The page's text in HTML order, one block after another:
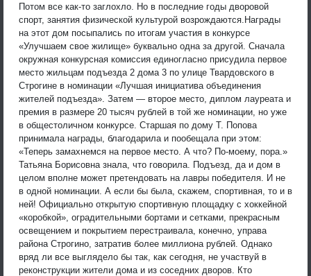
Потом все как-то заглохло. Но в последние годы дворовой
спорт, занятия физической культурой возрождаются. Награды
на этот дом посыпались по итогам участия в конкурсе
«Улучшаем свое жилище» буквально одна за другой. Сначала
окружная конкурсная комиссия единогласно присудила первое
место жильцам подъезда 2 дома 3 по улице Твардовского в
Строгине в номинации «Лучшая инициатива объединения
жителей подъезда». Затем — второе место, диплом лауреата и
премия в размере 20 тысяч рублей в той же номинации, но уже
в общестоличном конкурсе. Старшая по дому Т. Попова
принимала награды, благодарила и пообещала при этом:
«Теперь замахнемся на первое место. А что? По-моему, пора.»
Татьяна Борисовна знала, что говорила. Подъезд, да и дом в
целом вполне может претендовать на лавры победителя. И не
в одной номинации. А если бы была, скажем, спортивная, то и в
ней! Официально открытую спортивную площадку с хоккейной
«коробкой», оградительными бортами и сетками, прекрасным
освещением и покрытием перестраивала, конечно, управа
района Строгино, затратив более миллиона рублей. Однако
вряд ли все выглядело бы так, как сегодня, не участвуй в
реконструкции жители дома и из соседних дворов. Кто